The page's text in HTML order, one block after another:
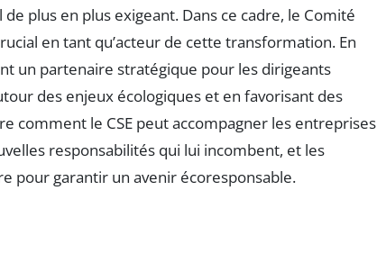
plus en plus exigeant. Dans ce cadre, le Comité
en tant qu’acteur de cette transformation. En
un partenaire stratégique pour les dirigeants
des enjeux écologiques et en favorisant des
comment le CSE peut accompagner les entreprises
responsabilités qui lui incombent, et les
pour garantir un avenir écoresponsable.